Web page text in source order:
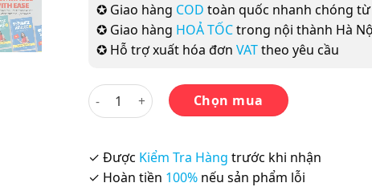
✪ Giao hàng COD toàn quốc nhanh chóng từ
✪ Giao hàng HOẢ TỐCtrong nội thành Hà
✪ Hỗ trợ xuất hóa đơn VATtheo yêu cầu
Vietnamese with Ease 2 -Sách dạy&học tiếng
Chọn mua
✓ Được Kiểm Tra Hàng trước khi nhận
✓ Hoàn tiền 100% nếu sản phẩm lỗi